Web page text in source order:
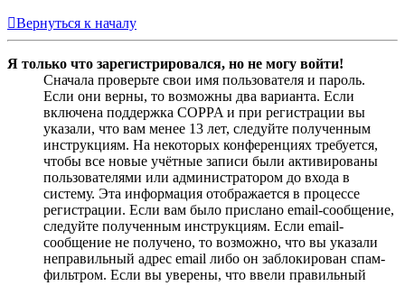
Вернуться к началу
Я только что зарегистрировался, но не могу войти!
Сначала проверьте свои имя пользователя и пароль.
Если они верны, то возможны два варианта. Если
включена поддержка COPPA и при регистрации вы
указали, что вам менее 13 лет, следуйте полученным
инструкциям. На некоторых конференциях требуется,
чтобы все новые учётные записи были активированы
пользователями или администратором до входа в
систему. Эта информация отображается в процессе
регистрации. Если вам было прислано email-сообщение,
следуйте полученным инструкциям. Если email-
сообщение не получено, то возможно, что вы указали
неправильный адрес email либо он заблокирован спам-
фильтром. Если вы уверены, что ввели правильный